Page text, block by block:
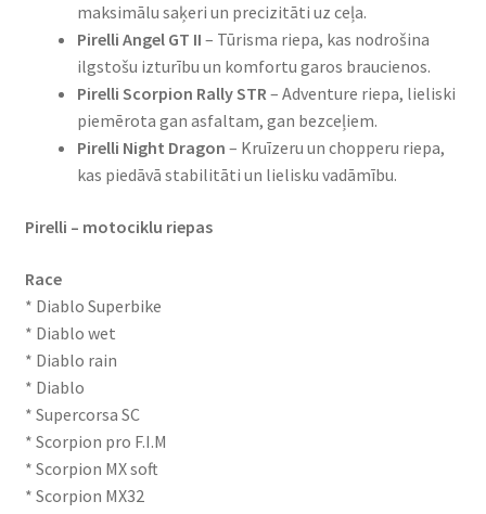
maksimālu saķeri un precizitāti uz ceļa.
Pirelli Angel GT II – Tūrisma riepa, kas nodrošina
ilgstošu izturību un komfortu garos braucienos.
Pirelli Scorpion Rally STR – Adventure riepa, lieliski
piemērota gan asfaltam, gan bezceļiem.
Pirelli Night Dragon – Kruīzeru un chopperu riepa,
kas piedāvā stabilitāti un lielisku vadāmību.
Pirelli – motociklu riepas
Race
* Diablo Superbike
* Diablo wet
* Diablo rain
* Diablo
* Supercorsa SC
* Scorpion pro F.I.M
* Scorpion MX soft
* Scorpion MX32